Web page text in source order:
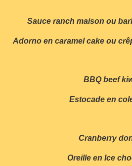
Sauce ranch maison ou
Adorno en caramel cake ou
BBQ beef
Estocade en
Cranberry
Oreille en Ice